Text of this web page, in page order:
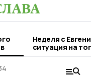
Неделя с
ситуация на
городе и